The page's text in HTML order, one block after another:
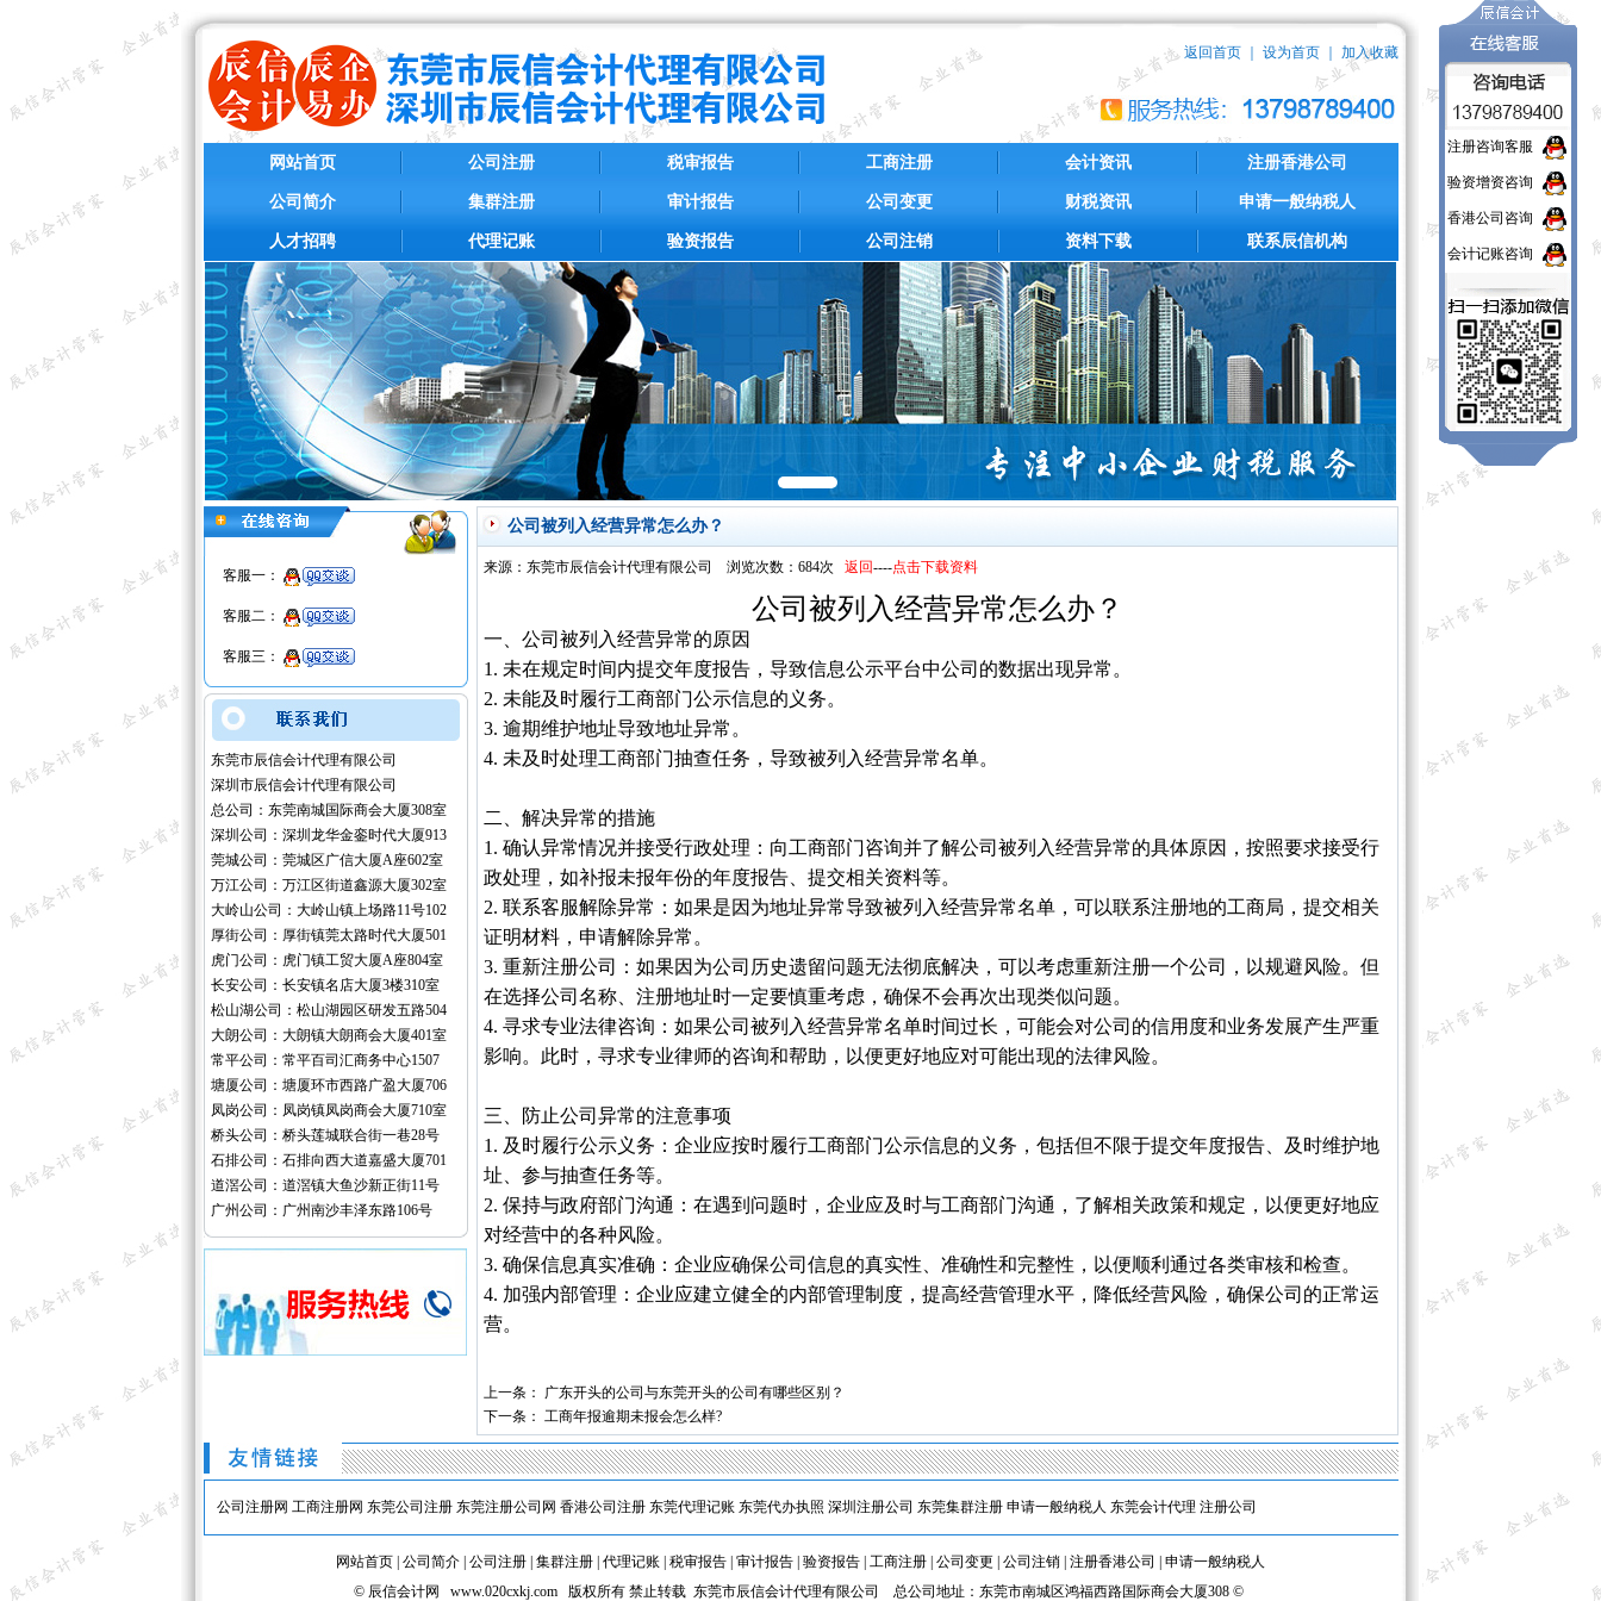
返回首页｜ 设为首页｜ 加入收藏
网站首页
公司简介
人才招聘
公司注册
集群注册
代理记账
税审报告
审计报告
验资报告
工商注册
公司变更
公司注销
会计资讯
财税资讯
资料下载
注册香港公司
申请一般纳税人
联系辰信机构
客服一：
客服二：
客服三：
东莞市辰信会计代理有限公司
深圳市辰信会计代理有限公司
总公司：东莞南城国际商会大厦308室
深圳公司：深圳龙华金銮时代大厦913
莞城公司：莞城区广信大厦A座602室
万江公司：万江区街道鑫源大厦302室
大岭山公司：大岭山镇上场路11号102
厚街公司：厚街镇莞太路时代大厦501
虎门公司：虎门镇工贸大厦A座804室
长安公司：长安镇名店大厦3楼310室
松山湖公司：松山湖园区研发五路504
大朗公司：大朗镇大朗商会大厦401室
常平公司：常平百司汇商务中心1507
塘厦公司：塘厦环市西路广盈大厦706
凤岗公司：凤岗镇凤岗商会大厦710室
桥头公司：桥头莲城联合街一巷28号
石排公司：石排向西大道嘉盛大厦701
道滘公司：道滘镇大鱼沙新正街11号
广州公司：广州南沙丰泽东路106号
公司被列入经营异常怎么办？
来源：东莞市辰信会计代理有限公司 浏览次数：684次 返回----点击下载资料
公司被列入经营异常怎么办？
一、公司被列入经营异常的原因
1. 未在规定时间内提交年度报告，导致信息公示平台中公司的数据出现异常。
2. 未能及时履行工商部门公示信息的义务。
3. 逾期维护地址导致地址异常。
4. 未及时处理工商部门抽查任务，导致被列入经营异常名单。
二、解决异常的措施
1. 确认异常情况并接受行政处理：向工商部门咨询并了解公司被列入经营异常的具体原因，按照要求接受行
政处理，如补报未报年份的年度报告、提交相关资料等。
2. 联系客服解除异常：如果是因为地址异常导致被列入经营异常名单，可以联系注册地的工商局，提交相关
证明材料，申请解除异常。
3. 重新注册公司：如果因为公司历史遗留问题无法彻底解决，可以考虑重新注册一个公司，以规避风险。但
在选择公司名称、注册地址时一定要慎重考虑，确保不会再次出现类似问题。
4. 寻求专业法律咨询：如果公司被列入经营异常名单时间过长，可能会对公司的信用度和业务发展产生严重
影响。此时，寻求专业律师的咨询和帮助，以便更好地应对可能出现的法律风险。
三、防止公司异常的注意事项
1. 及时履行公示义务：企业应按时履行工商部门公示信息的义务，包括但不限于提交年度报告、及时维护地
址、参与抽查任务等。
2. 保持与政府部门沟通：在遇到问题时，企业应及时与工商部门沟通，了解相关政策和规定，以便更好地应
对经营中的各种风险。
3. 确保信息真实准确：企业应确保公司信息的真实性、准确性和完整性，以便顺利通过各类审核和检查。
4. 加强内部管理：企业应建立健全的内部管理制度，提高经营管理水平，降低经营风险，确保公司的正常运
营。
上一条：
‌广东开头的公司与东莞开头的公司有哪些区别？
下一条： 工商年报逾期未报会怎么样?
公司注册网 工商注册网 东莞公司注册 东莞注册公司网 香港公司注册 东莞代理记账 东莞代办执照 深圳注册公司 东莞集群注册 申请一般纳税人 东莞会计代理 注册公司
网站首页 公司简介 公司注册 集群注册 代理记账 税审报告 审计报告 验资报告 工商注册 公司变更 公司注销 注册香港公司
申请一般纳税人
© 辰信会计网 www.020cxkj.com 版权所有 禁止转载 东莞市辰信会计代理有限公司 总公司地址：东莞市南城区鸿福西路国际商会大厦308 ©
注册咨询客服
验资增资咨询
香港公司咨询
会计记账咨询